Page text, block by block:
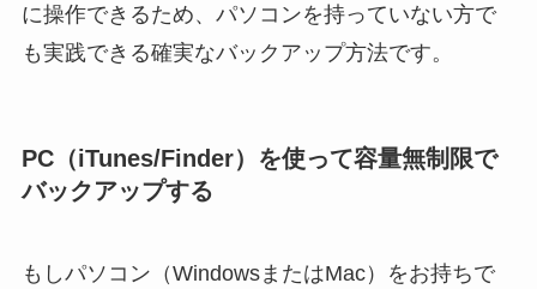
に操作できるため、パソコンを持っていない方で
も実践できる確実なバックアップ方法です。
PC（iTunes/Finder）を使って容量無制限で
バックアップする
もしパソコン（WindowsまたはMac）をお持ちで